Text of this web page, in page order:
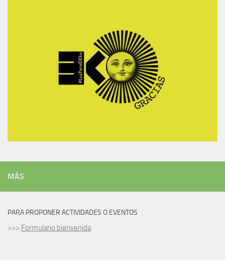
MÁS
PARA PROPONER ACTIVIDADES O EVENTOS
>>> Formulario bienvenida